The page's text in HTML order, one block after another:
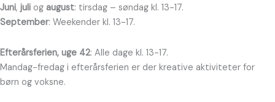
Juni, juli og august: tirsdag – søndag kl. 13-17.
September: Weekender kl. 13-17.
Efterårsferien, uge 42: Alle dage kl. 13-17.
Mandag-fredag i efterårsferien er der kreative aktiviteter for
børn og voksne.